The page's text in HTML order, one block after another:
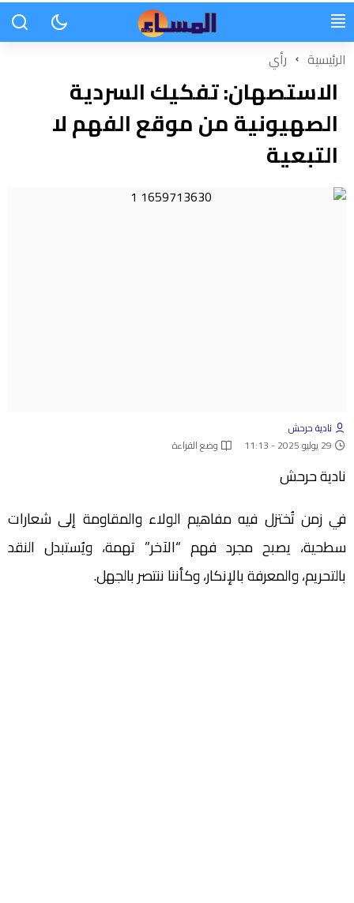
الرئيسية رأي
الاستصهان: تفكيك السردية
الصهيونية من موقع الفهم لا
التبعية
نادية حرحش
29 يوليو 2025 - 11:13
وضع القراءة
نادية حرحش
في زمن تُختزل فيه مفاهيم الولاء والمقاومة إلى شعارات
سطحية، يصبح مجرد فهم “الآخر” تهمة، ويُستبدل النقد
بالتحريم، والمعرفة بالإنكار، وكأننا ننتصر بالجهل.